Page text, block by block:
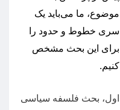
موضوع، ما می‌باید یک
سری خطوط و حدود را
برای این بحث مشخص
کنیم.
اول، بحث فلسفه سیاسی